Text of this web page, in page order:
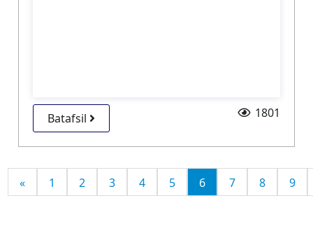
Batafsil 1801
« 1 2 3 4 5 6 7 8 9